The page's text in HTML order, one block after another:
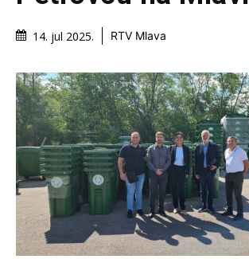
14. jul 2025. RTV Mlava